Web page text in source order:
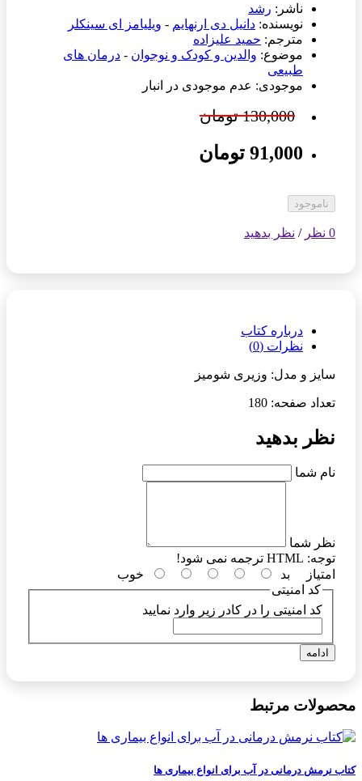
ناشر: رشد
نویسنده: دانیل دی ارنهایم - ویلیامز ای سینکلر
مترجم: حمید علیزاده
موضوع: والدین و کودک و نوجوان - درمان های
طبیعی
موجودی: عدم موجودی در انبار
130,000 تومان
91,000 تومان
ناموجود
0 نظر / نظر بدهید
درباره کتاب
نظرات (0)
سایز و مدل: وزیری شومیز
تعداد صفحه: 180
نظر بدهید
نام شما
نظر شما
توجه:
امتیاز
بد
خوب
کد امنیتی
کد امنیتی را در کادر زیر وارد نمایید
ادامه
محصولات مرتبط
کتاب نرمش درمانی در آب برای انواع بیماری ها